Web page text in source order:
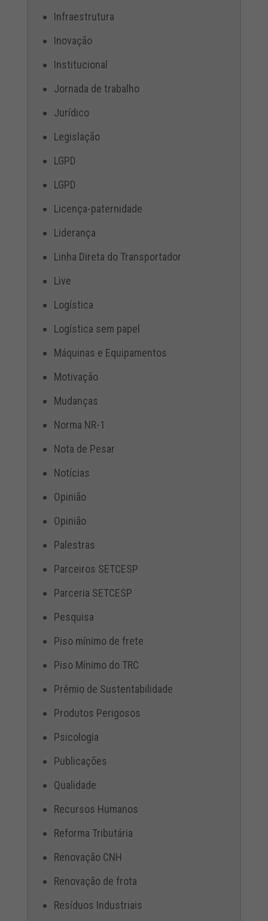
Infraestrutura
Inovação
Institucional
Jornada de trabalho
Jurídico
Legislação
LGPD
LGPD
Licença-paternidade
Liderança
Linha Direta do Transportador
Live
Logística
Logística sem papel
Máquinas e Equipamentos
Motivação
Mudanças
Norma NR-1
Nota de Pesar
Notícias
Opinião
Opinião
Palestras
Parceiros SETCESP
Parceria SETCESP
Pesquisa
Piso mínimo de frete
Piso Mínimo do TRC
Prêmio de Sustentabilidade
Produtos Perigosos
Psicologia
Publicações
Qualidade
Recursos Humanos
Reforma Tributária
Renovação CNH
Renovação de frota
Resíduos Industriais